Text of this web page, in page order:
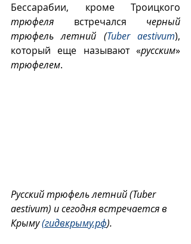
трюфеля встречался черный
трюфель летний (Tuber aestivum),
который еще называют «русским
трюфелем.
Русский трюфель летний (Tuber
aestivum) и сегодня встречается в
Крыму (гидвкрыму.рф).